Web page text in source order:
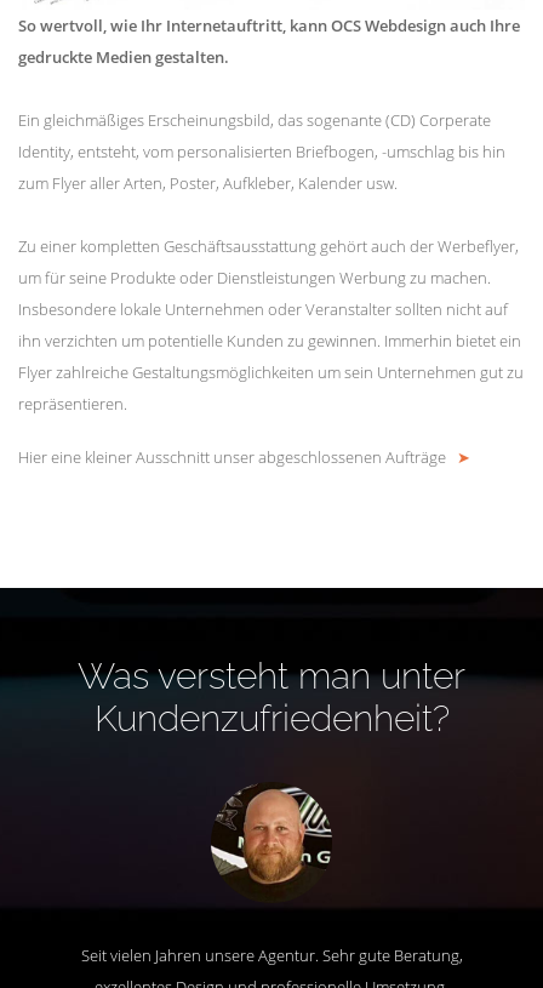
So wertvoll, wie Ihr Internetauftritt, kann OCS Webdesign auch Ihre
gedruckte Medien gestalten.
Ein gleichmäßiges Erscheinungsbild, das sogenante (CD) Corperate
Identity, entsteht, vom personalisierten Briefbogen, -umschlag bis hin
zum Flyer aller Arten, Poster, Aufkleber, Kalender usw.
Zu einer kompletten Geschäftsausstattung gehört auch der Werbeflyer,
um für seine Produkte oder Dienstleistungen Werbung zu machen.
Insbesondere lokale Unternehmen oder Veranstalter sollten nicht auf
ihn verzichten um potentielle Kunden zu gewinnen. Immerhin bietet ein
Flyer zahlreiche Gestaltungsmöglichkeiten um sein Unternehmen gut zu
repräsentieren.
Hier eine kleiner Ausschnitt unser abgeschlossenen Aufträge ➤
Was versteht man unter
Kundenzufriedenheit?
Seit vielen Jahren unsere Agentur. Sehr gute Beratung,